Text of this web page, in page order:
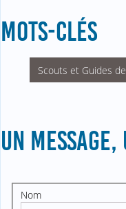
MOTS-CLÉS
Scouts et Guides
UN
Nom